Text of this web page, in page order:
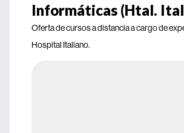
Informáticas (Htal.
Oferta de cursos a distancia a cargo de
Hospital Italiano.